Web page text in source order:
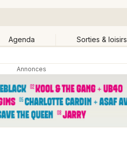
Agenda Sorties & loisirs
événement
Quand ?
Aujourd'hui